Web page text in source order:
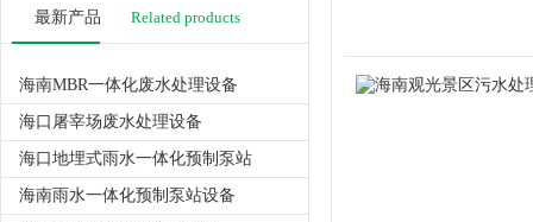
最新产品 Related products
海南MBR一体化废水处理设备
海口屠宰场废水处理设备
海口地埋式雨水一体化预制泵站
海南雨水一体化预制泵站设备